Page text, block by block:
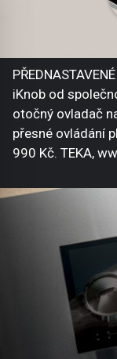
iKnob od
otočný ovladač
přesné ovládání
990 Kč. TEKA,